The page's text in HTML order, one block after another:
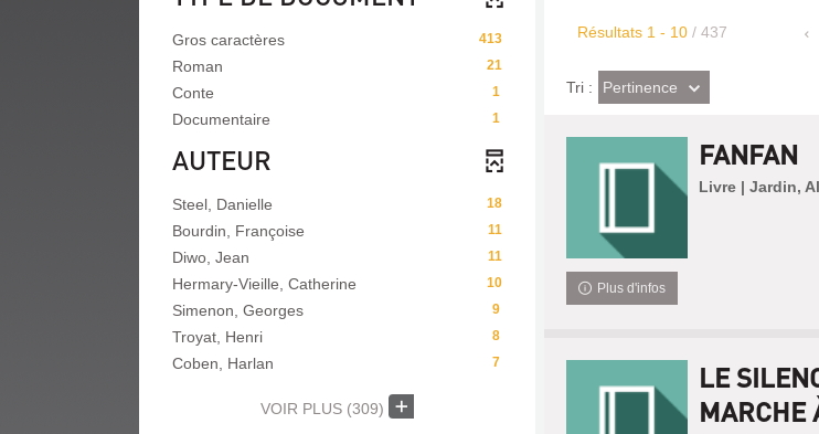
Résultats 1 - 10 / 437
Tri :(Effet
imédiat)
Pertinence
FANFAN
Livre | Jardin,
Plus d'infos
LE
MARCHE
413
Gros caractères
21
Roman
1
Conte
1
Documentaire
AUTEUR
18
Steel, Danielle
11
Bourdin, Françoise
11
Diwo, Jean
10
Hermary-Vieille, Catherine
9
Simenon, Georges
8
Troyat, Henri
7
Coben, Harlan
VOIR PLUS (309)